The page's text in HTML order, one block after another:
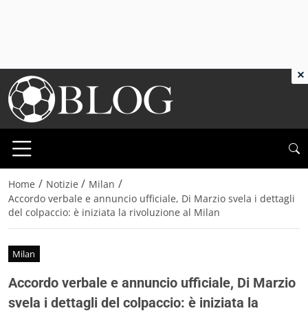
Home / Notizie / Milan /
Accordo verbale e annuncio ufficiale, Di Marzio svela i dettagli
del colpaccio: è iniziata la rivoluzione al Milan
Milan
Accordo verbale e annuncio ufficiale, Di Marzio
svela i dettagli del colpaccio: è iniziata la
×